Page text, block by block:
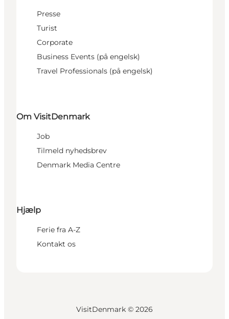
Presse
Turist
Corporate
Business Events (på engelsk)
Travel Professionals (på engelsk)
Om VisitDenmark
Job
Tilmeld nyhedsbrev
Denmark Media Centre
Hjælp
Ferie fra A-Z
Kontakt os
VisitDenmark © 2026